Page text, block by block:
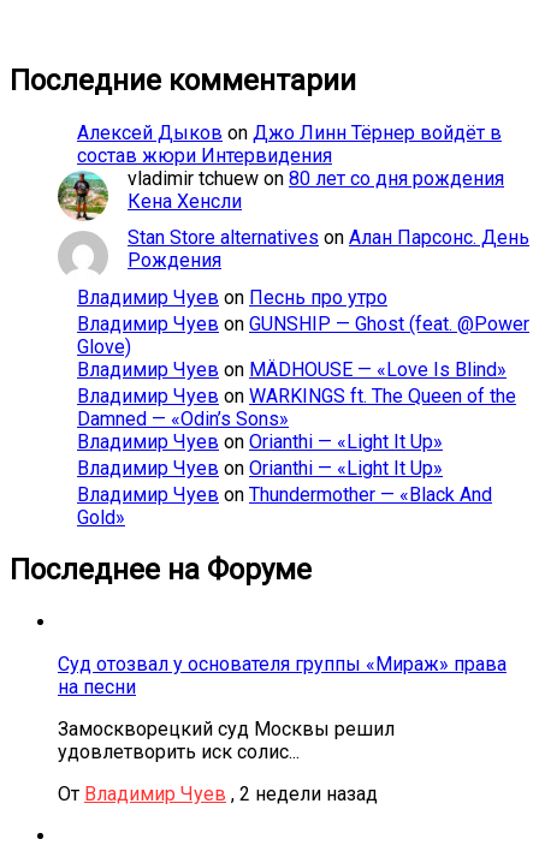
Последние комментарии
Алексей Дыков on Джо Линн Тёрнер войдёт в
состав жюри Интервидения
vladimir tchuew on 80 лет со дня рождения
Кена Хенсли
Stan Store alternatives on Алан Парсонс. День
Рождения
Владимир Чуев on Песнь про утро
Владимир Чуев on GUNSHIP — Ghost (feat. @Power
Glove)
Владимир Чуев on MÄDHOUSE — «Love Is Blind»
Владимир Чуев on WARKINGS ft. The Queen of the
Damned — «Odin’s Sons»
Владимир Чуев on Orianthi — «Light It Up»
Владимир Чуев on Orianthi — «Light It Up»
Владимир Чуев on Thundermother — «Black And
Gold»
Последнее на Форуме
Суд отозвал у основателя группы «Мираж» права
на песни
Замоскворецкий суд Москвы решил
удовлетворить иск солис...
От Владимир Чуев , 2 недели назад